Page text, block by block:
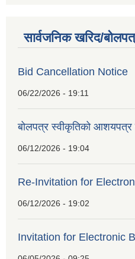
सार्वजनिक खरिद/
Bid Cancellation Notice
06/22/2026 - 19:11
बोलपत्र स्वीकृतिको आशयपत्र
06/12/2026 - 19:04
Re-Invitation for
06/12/2026 - 19:02
Invitation for Electronic